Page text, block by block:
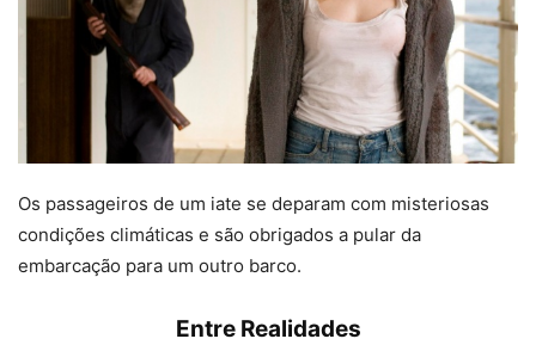
Os passageiros de um iate se deparam com misteriosas
condições climáticas e são obrigados a pular da
embarcação para um outro barco.
Entre Realidades